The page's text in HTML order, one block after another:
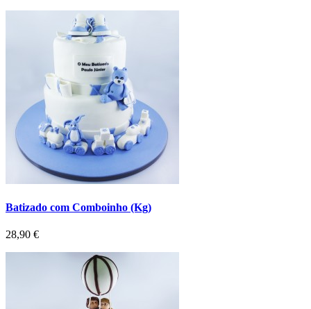
Batizado com Comboinho (Kg)
Preço
28,90 €